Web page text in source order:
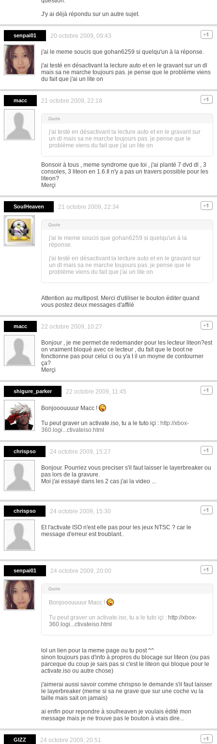
J'y ai déjà répondu sur un autre sujet.
senpai01 20 octobre 2009, 09:43
j'ai le meme soucis que gohan6259 si quelqu'un à la réponse.
j'ai testé en désactivant la lecture auto et en le gravant sur un dl
mais sa ne marche toujours pas. je pense que le problème viens
du fait que j'ai un lite on
macc 21 octobre 2009, 22:18
j'ai testé en désactivant la lecture auto et en le gravant sur
un dl mais sa ne marche toujours pas. je pense que le
problème viens du fait que j'ai un lite on
Bonsoir à tous , meme syndrome que toi , j'ai planté 7 dvd dl , 3
consoles, 3 liteon en 1.6.Il n'y a pas un travers possible pour les
liteon?
Merçi
SoulHeaven 21 octobre 2009, 22:34
j'ai le meme soucis que gohan6259 si quelqu'un à la
réponse.
j'ai testé en désactivant la lecture auto et en le gravant sur
un dl mais sa ne marche toujours pas. je pense que le
problème viens du fait que j'ai un lite on
Attention au multipost. Merci d'utiliser le bouton éditer quand
vous postez deux messages d'affilé
macc 22 octobre 2009, 10:27
Bonjour , je me permet de redemander pour les lecteur liteon?est
on vraiment bloqué avec ce lecteur , du fait que le boot ne
fonctionne pas pour celui ci ou y'a t il un moyne de contourner
ça?
Merçi
shigure_parker 22 octobre 2009, 11:45
Bonjooouuuur Macc !
Tu peut graver un activate.iso, tu a le tuto içi : http://xbox-
360.logi...ctivateiso.html
chrispso 24 octobre 2009, 15:27
Bonjour. Pourriez vous preciser s'il faut laisser le layerbreaker ou
pas lors de la gravure.
Moi j'ai essayé dans les 2 cas j'ai la video ...
chrispso 24 octobre 2009, 15:30
Et l'activate ISO n'est elle pas pour les jeux NTSC ? car le
message d'erreur est troublant..
senpai01 24 octobre 2009, 20:00
Bonjooouuuur Macc !
Tu peut graver un activate.iso, tu a le tuto içi : http://xbox-
360.logi...ctivateiso.html
lol un lien pour la meme page ou tu post ^^
sinon toujours pas d'info à propros du blocage sur liteon (ou pas
parceque du coup je sais pas si c'est le liteon qui bloque pour le
activate.iso ou autre chose)
j'aimerai aussi savoir comme chrispso le demande s'il faut laisser
le layerbreaker (meme si sa ne grave que sur une coche vu la
taille mais sait on jamais)
ai enfin pour repondre à soulheaven je voulais édité mon
message mais je ne trouve pas le bouton à vrais dire...
GIZZ 24 octobre 2009, 20:51